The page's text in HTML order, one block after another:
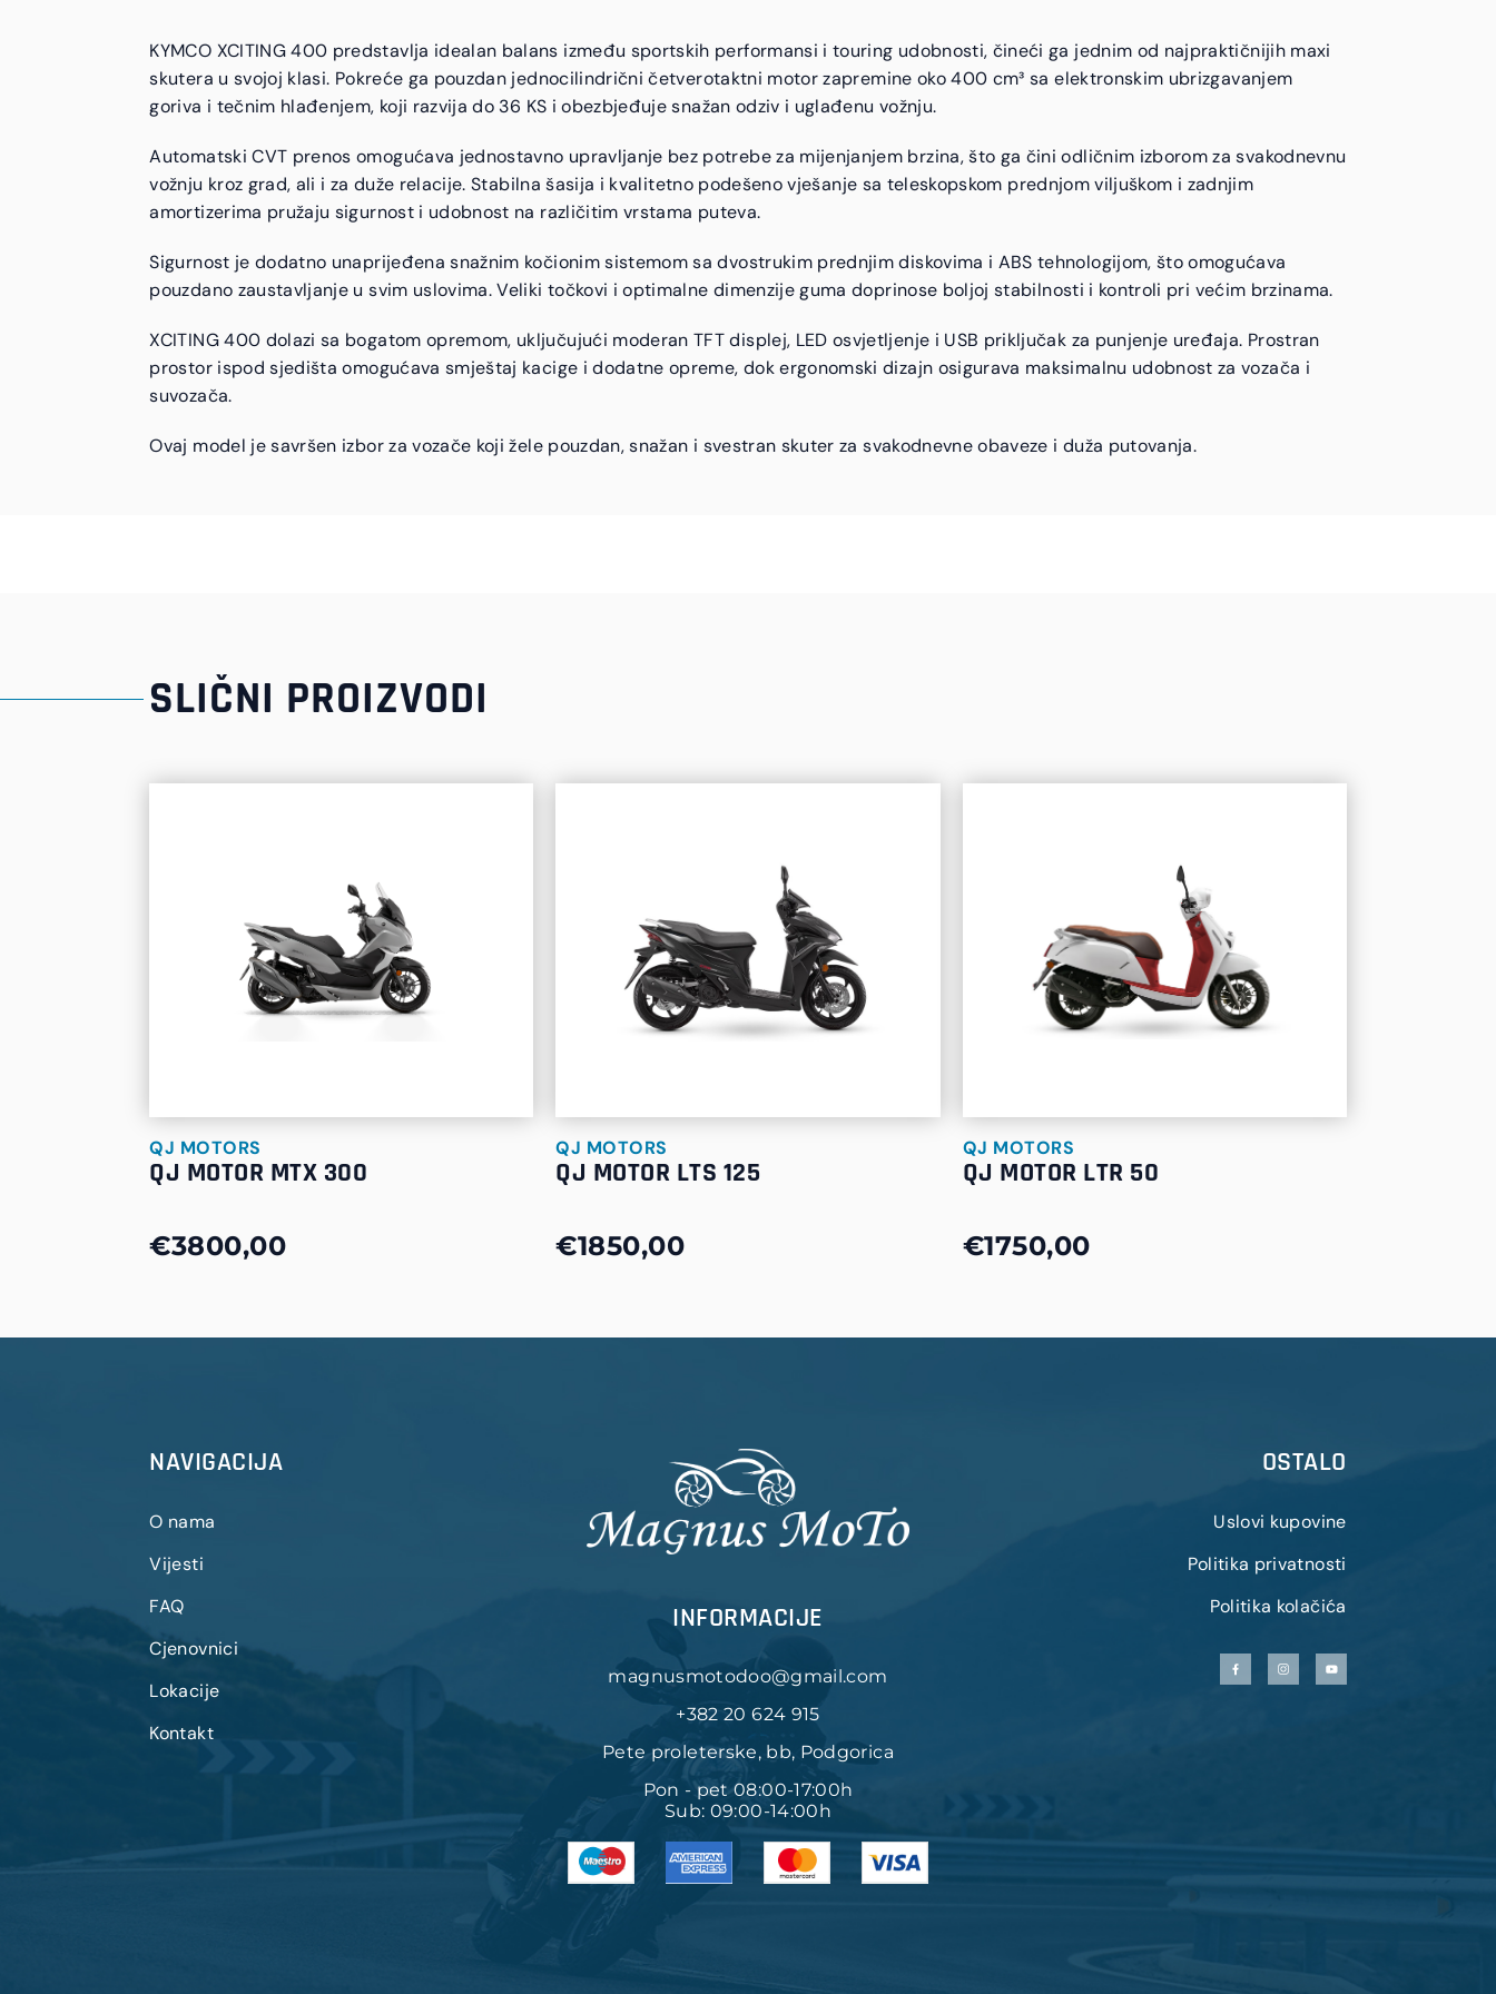
KYMCO XCITING 400 predstavlja idealan balans između sportskih performansi i touring udobnosti, čineći ga jednim od najpraktičnijih maxi
skutera u svojoj klasi. Pokreće ga pouzdan jednocilindrični četverotaktni motor zapremine oko 400 cm³ sa elektronskim ubrizgavanjem
goriva i tečnim hlađenjem, koji razvija do 36 KS i obezbjeđuje snažan odziv i uglađenu vožnju.
Automatski CVT prenos omogućava jednostavno upravljanje bez potrebe za mijenjanjem brzina, što ga čini odličnim izborom za svakodnevnu
vožnju kroz grad, ali i za duže relacije. Stabilna šasija i kvalitetno podešeno vješanje sa teleskopskom prednjom viljuškom i zadnjim
amortizerima pružaju sigurnost i udobnost na različitim vrstama puteva.
Sigurnost je dodatno unaprijeđena snažnim kočionim sistemom sa dvostrukim prednjim diskovima i ABS tehnologijom, što omogućava
pouzdano zaustavljanje u svim uslovima. Veliki točkovi i optimalne dimenzije guma doprinose boljoj stabilnosti i kontroli pri većim brzinama.
XCITING 400 dolazi sa bogatom opremom, uključujući moderan TFT displej, LED osvjetljenje i USB priključak za punjenje uređaja. Prostran
prostor ispod sjedišta omogućava smještaj kacige i dodatne opreme, dok ergonomski dizajn osigurava maksimalnu udobnost za vozača i
suvozača.
Ovaj model je savršen izbor za vozače koji žele pouzdan, snažan i svestran skuter za svakodnevne obaveze i duža putovanja.
SLIČNI PROIZVODI
QJ MOTORS
QJ MOTOR MTX 300
€3800,00
QJ MOTORS
QJ MOTOR LTS 125
€1850,00
QJ MOTORS
QJ MOTOR LTR 50
€1750,00
NAVIGACIJA
O nama
Vijesti
FAQ
Cjenovnici
Lokacije
Kontakt
INFORMACIJE
magnusmotodoo@gmail.com
+382 20 624 915
Pete proleterske, bb, Podgorica
Pon - pet 08:00-17:00h
Sub: 09:00-14:00h
OSTALO
Uslovi kupovine
Politika privatnosti
Politika kolačića